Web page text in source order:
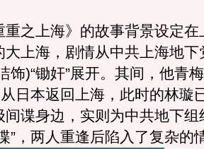
上海》的故事背景设定在
大上海，剧情从中共上海地下
饰)“锄奸”展开。其间，他青
日本返回上海，此时的林璇
间谍身边，实则为中共地下组
”，两人重逢后陷入了复杂的